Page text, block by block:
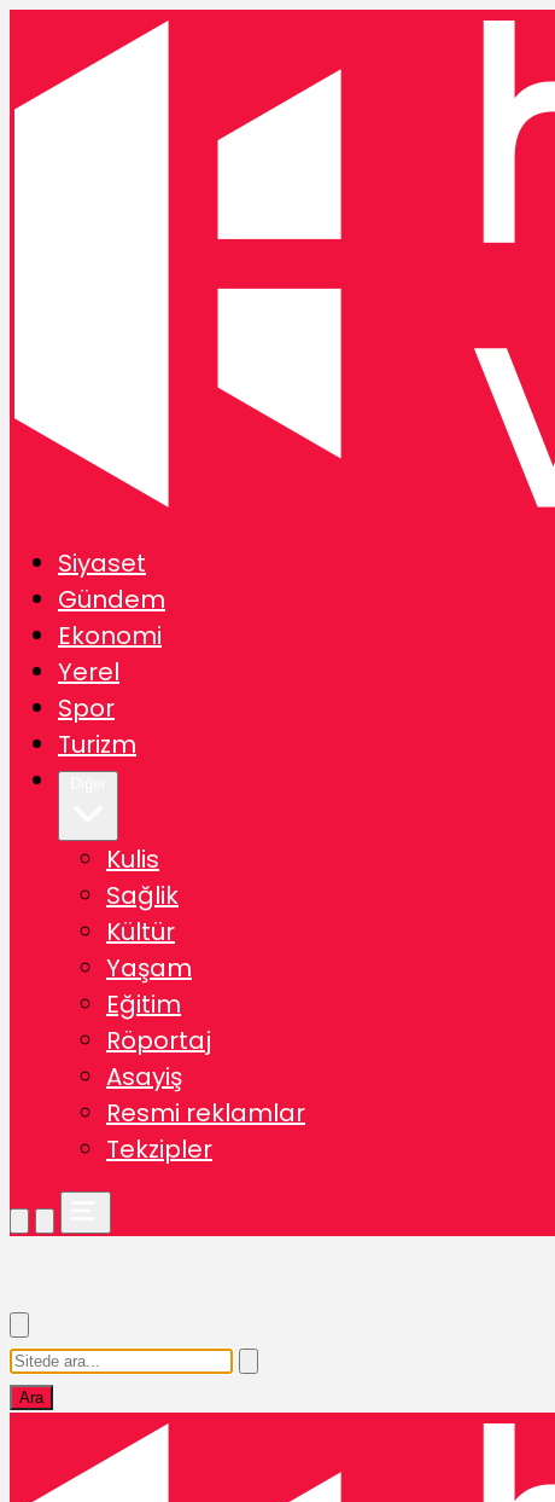
Siyaset
Gündem
Ekonomi
Yerel
Spor
Turizm
Kulis
Sağlik
Kültür
Yaşam
Eğitim
Röportaj
Asayiş
Resmi reklamlar
Tekzipler
Ara